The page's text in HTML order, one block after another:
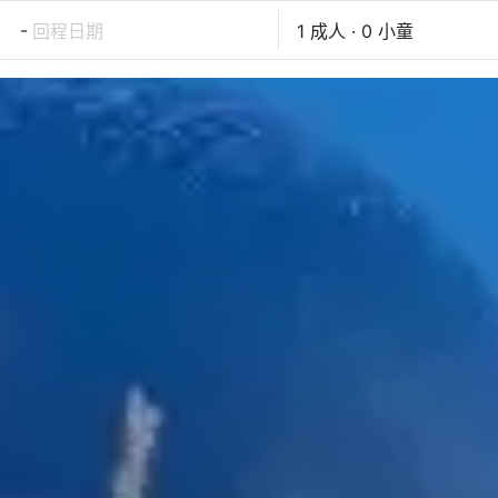
- 回程日期 1 成人 · 0 小童